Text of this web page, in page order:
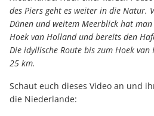
des Piers geht es weiter in die Natur.
Dünen und weitem Meerblick hat
Hoek van Holland und bereits den
Die idyllische Route bis zum Hoek
25 km.
Schaut euch dieses Video an und
die Niederlande: